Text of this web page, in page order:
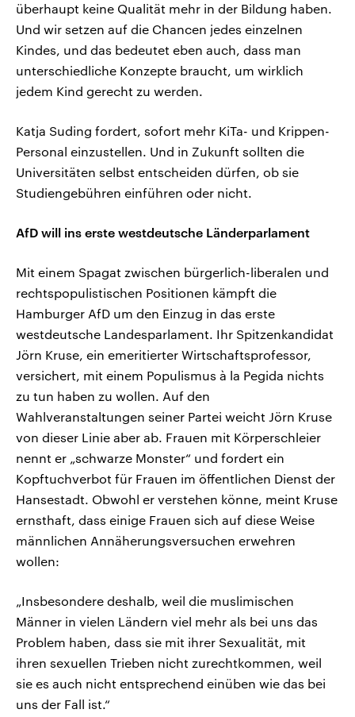
überhaupt keine Qualität mehr in der Bildung haben.
Und wir setzen auf die Chancen jedes einzelnen
Kindes, und das bedeutet eben auch, dass man
unterschiedliche Konzepte braucht, um wirklich
jedem Kind gerecht zu werden.
Katja Suding fordert, sofort mehr KiTa- und Krippen-
Personal einzustellen. Und in Zukunft sollten die
Universitäten selbst entscheiden dürfen, ob sie
Studiengebühren einführen oder nicht.
AfD will ins erste westdeutsche Länderparlament
Mit einem Spagat zwischen bürgerlich-liberalen und
rechtspopulistischen Positionen kämpft die
Hamburger AfD um den Einzug in das erste
westdeutsche Landesparlament. Ihr Spitzenkandidat
Jörn Kruse, ein emeritierter Wirtschaftsprofessor,
versichert, mit einem Populismus à la Pegida nichts
zu tun haben zu wollen. Auf den
Wahlveranstaltungen seiner Partei weicht Jörn Kruse
von dieser Linie aber ab. Frauen mit Körperschleier
nennt er „schwarze Monster“ und fordert ein
Kopftuchverbot für Frauen im öffentlichen Dienst der
Hansestadt. Obwohl er verstehen könne, meint Kruse
ernsthaft, dass einige Frauen sich auf diese Weise
männlichen Annäherungsversuchen erwehren
wollen:
„Insbesondere deshalb, weil die muslimischen
Männer in vielen Ländern viel mehr als bei uns das
Problem haben, dass sie mit ihrer Sexualität, mit
ihren sexuellen Trieben nicht zurechtkommen, weil
sie es auch nicht entsprechend einüben wie das bei
uns der Fall ist.“